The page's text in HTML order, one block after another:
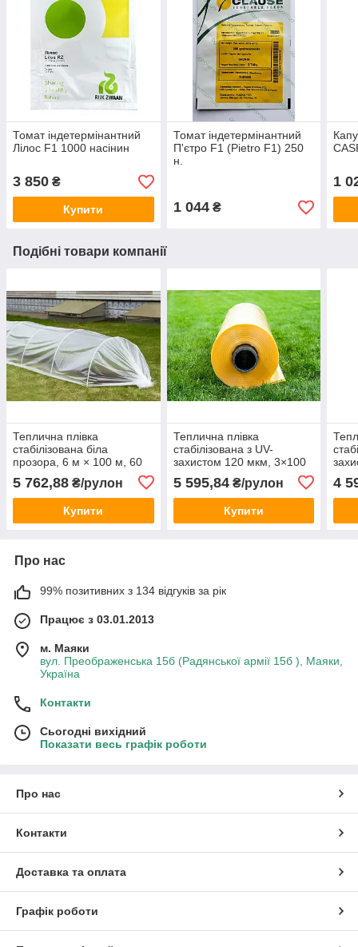
Томат індетермінантний
Лілос F1 1000 насінин
3 850 ₴
Купити
Томат індетермінантний
П'єтро F1 (Pietro F1) 250
н.
1 044₴
1
Подібні товари компанії
Теплична плівка
стабілізована біла
прозора, 6 м × 100 м, 60
5 762,88 ₴/рулон
Купити
Теплична плівка
стабілізована з UV-
захистом 120 мкм, 3×100
5 595,84₴/рулон
Купити
4
Про нас
99% позитивних з 134 відгуків за рік
Працює з 03.01.2013
м. Маяки
вул. Преображенська 15б (Радянської армії 15б ), Маяки,
Україна
Контакти
Сьогодні вихідний
Показати весь графік роботи
Про нас
Контакти
Доставка та оплата
Графік роботи